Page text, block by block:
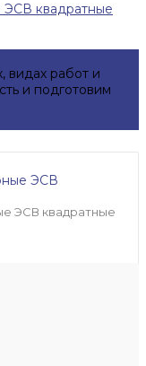
квадратные
видах работ и
и подготовим
ЭСВ квадратные